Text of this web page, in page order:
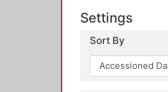
Settings
Sort By